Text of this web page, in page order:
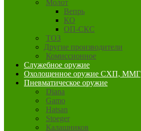
Молот
Вепрь
КО
ОП-СКС
ТОЗ
Другие производители
Комиссионное
Служебное оружие
Охолощенное оружие СХП, ММГ
Пневматическое оружие
Diana
Gamo
Hatsan
Stoeger
Калашников